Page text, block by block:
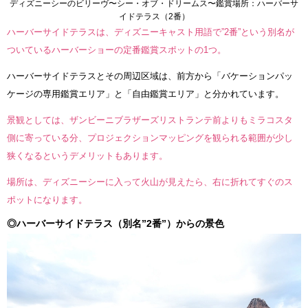
ディズニーシーのビリーヴ〜シー・オブ・ドリームス〜鑑賞場所：ハーバーサ
イドテラス（2番）
ハーバーサイドテラスは、ディズニーキャスト用語で”2番”という別名が
ついているハーバーショーの定番鑑賞スポットの1つ。
ハーバーサイドテラスとその周辺区域は、前方から「バケーションパッ
ケージの専用鑑賞エリア」と「自由鑑賞エリア」と分かれています。
景観としては、ザンビーニブラザーズリストランテ前よりもミラコスタ
側に寄っている分、プロジェクションマッピングを観られる範囲が少し
狭くなるというデメリットもあります。
場所は、ディズニーシーに入って火山が見えたら、右に折れてすぐのス
ポットになります。
◎ハーバーサイドテラス（別名”2番”）からの景色